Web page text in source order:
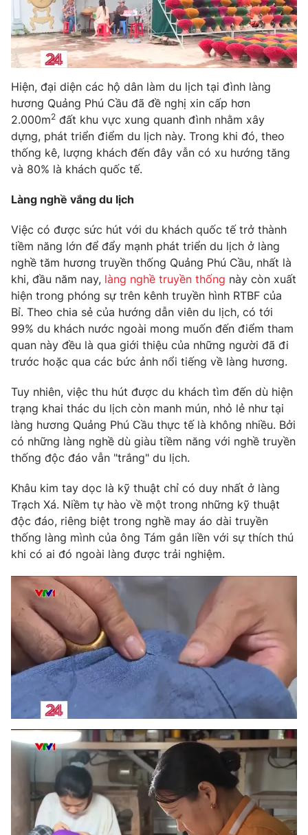
Liên hệ quảng cáo:024-7300.7108
thuận bằng văn bản. Ghi rõ nguồn VTV.vn khi phát hành lại
thông tin từ website này.
Hiện, đại diện các hộ dân làm du lịch tại đình làng
hương Quảng Phú Cầu đã đề nghị xin cấp hơn
2.000m2 đất khu vực xung quanh đình nhằm xây
dựng, phát triển điểm du lịch này. Trong khi đó, theo
thống kê, lượng khách đến đây vẫn có xu hướng tăng
và 80% là khách quốc tế.
Làng nghề vắng du lịch
Việc có được sức hút với du khách quốc tế trở thành
tiềm năng lớn để đẩy mạnh phát triển du lịch ở làng
nghề tăm hương truyền thống Quảng Phú Cầu, nhất là
khi, đầu năm nay, làng nghề truyền thống này còn xuất
hiện trong phóng sự trên kênh truyền hình RTBF của
Bỉ. Theo chia sẻ của hướng dẫn viên du lịch, có tới
99% du khách nước ngoài mong muốn đến điểm tham
quan này đều là qua giới thiệu của những người đã đi
trước hoặc qua các bức ảnh nổi tiếng về làng hương.
Tuy nhiên, việc thu hút được du khách tìm đến dù hiện
trạng khai thác du lịch còn manh mún, nhỏ lẻ như tại
làng hương Quảng Phú Cầu thực tế là không nhiều. Bởi
có những làng nghề dù giàu tiềm năng với nghề truyền
thống độc đáo vẫn "trắng" du lịch.
Khâu kim tay dọc là kỹ thuật chỉ có duy nhất ở làng
Trạch Xá. Niềm tự hào về một trong những kỹ thuật
độc đáo, riêng biệt trong nghề may áo dài truyền
thống làng mình của ông Tám gắn liền với sự thích thú
khi có ai đó ngoài làng được trải nghiệm.